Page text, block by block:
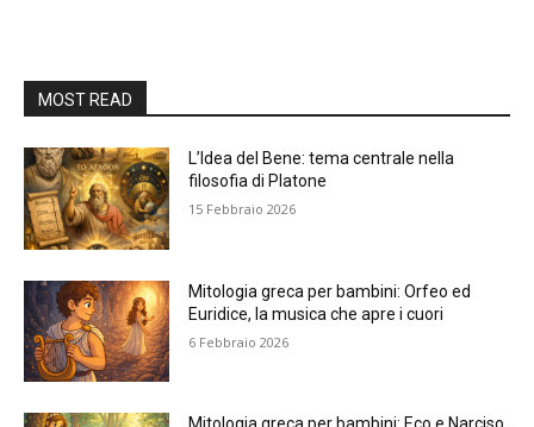
MOST READ
L’Idea del Bene: tema centrale nella
filosofia di Platone
15 Febbraio 2026
Mitologia greca per bambini: Orfeo ed
Euridice, la musica che apre i cuori
6 Febbraio 2026